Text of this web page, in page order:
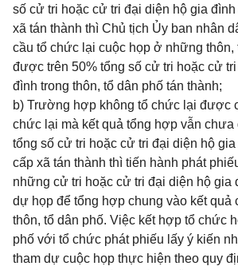
số cử tri hoặc cử tri đại diện hộ gia
xã tán thành thì Chủ tịch Ủy ban nhân
cầu tổ chức lại cuộc họp ở những thôn,
được trên 50% tổng số cử tri hoặc cử
đình trong thôn, tổ dân phố tán thành;
b) Trường hợp không tổ chức lại được
chức lại mà kết quả tổng hợp vẫn
tổng số cử tri hoặc cử tri đại diện hộ
cấp xã tán thành thì tiến hành phát
những cử tri hoặc cử tri đại diện hộ gia
dự họp để tổng hợp chung vào kết quả
thôn, tổ dân phố. Việc kết hợp tổ chức
phố với tổ chức phát phiếu lấy ý kiến
tham dự cuộc họp thực hiện theo quy